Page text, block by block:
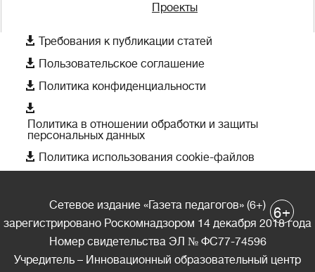
Проекты
 Требования к публикации статей
 Пользовательское соглашение
 Политика конфиденциальности

Политика в отношении обработки и защиты
персональных данных
 Политика использования cookie-файлов
Сетевое издание «Газета педагогов» (6+)
зарегистрировано Роскомнадзором 14 декабря 2018 года
Номер свидетельства ЭЛ № ФС77-74596
Учредитель – Инновационный образовательный центр
6+